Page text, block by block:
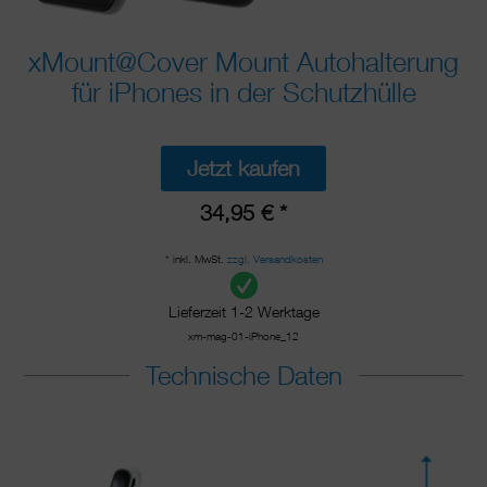
xMount@Cover Mount Autohalterung
für iPhones in der Schutzhülle
Jetzt kaufen
34,95 € *
* inkl. MwSt. zzgl. Versandkosten
Lieferzeit 1-2 Werktage
xm-mag-01-iPhone_12
Technische Daten